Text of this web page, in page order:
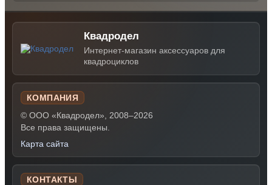
Квадродел
Интернет-магазин аксессуаров для
квадроциклов
КОМПАНИЯ
© ООО «Квадродел», 2008–2026
Все права защищены.
Карта сайта
КОНТАКТЫ